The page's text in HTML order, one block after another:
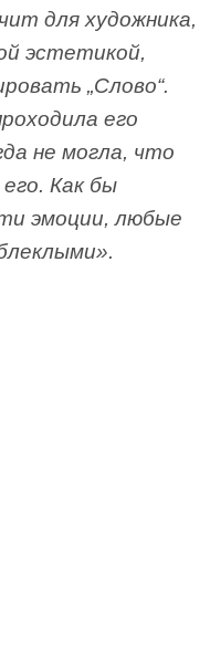
для художника,
эстетикой,
„Слово“.
его
не могла, что
Как бы
эмоции, любые